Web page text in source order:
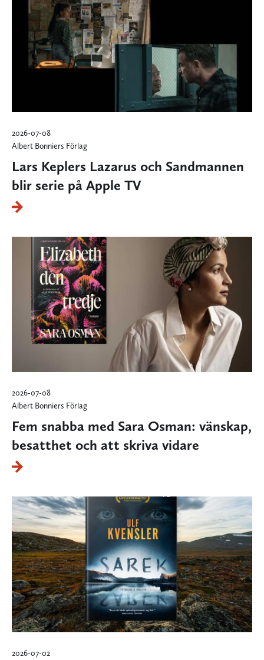
2026-07-08
Albert Bonniers Förlag
Lars Keplers Lazarus och Sandmannen
blir serie på Apple TV
2026-07-08
Albert Bonniers Förlag
Fem snabba med Sara Osman: vänskap,
besatthet och att skriva vidare
2026-07-02